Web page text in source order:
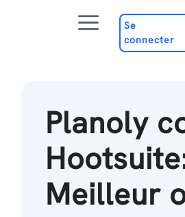
Menu
Se
connecter
Planoly
Meilleur